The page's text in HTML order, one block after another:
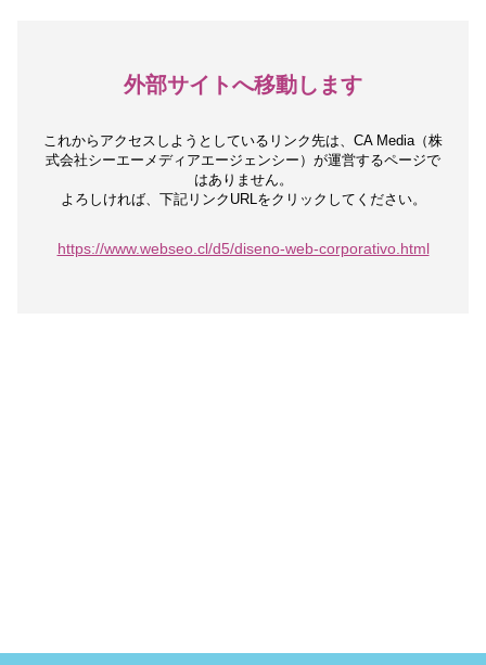
外部サイトへ移動します
これからアクセスしようとしているリンク先は、 CA Media（株
式会社シーエーメディアエージェンシー）が運営するページで
はありません。
よろしければ、下記リンクURLをクリックしてください。
https://www.webseo.cl/d5/diseno-web-corporativo.html